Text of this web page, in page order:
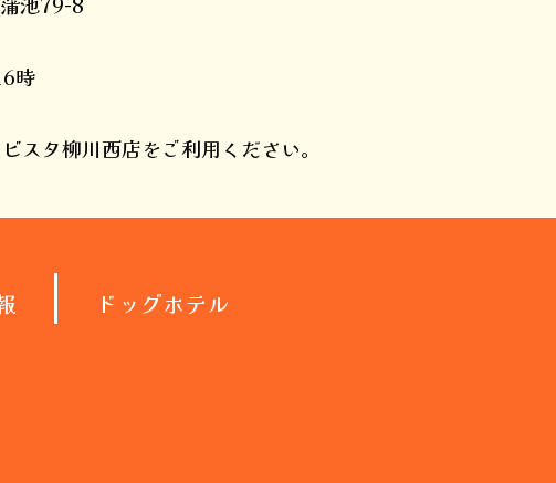
時
タ柳川西店をご利用ください。
ドッグホテル